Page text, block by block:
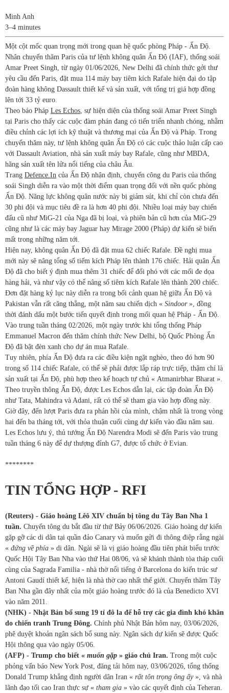
Minh Anh
3–4 minutes
Một cột mốc quan trọng mới trong quan hệ quốc phòng Pháp - Ấn Độ.
Nhân chuyến thăm Paris của tư lệnh không quân Ấn Độ (IAF), thống soái
Amar Preet Singh, từ ngày 01/06/2026, New Delhi đã chính thức gởi thư
yêu cầu đến Paris, đặt mua 114 máy bay tiêm kích Rafale hiện đại do tập
đoàn hàng không Dassault thiết kế và sản xuất, với tổng trị giá hợp đồng
lên tới 33 tỷ euro.
Theo báo Pháp Les Echos , sự hiện diện của thống soái Amar Preet Singh
tại Paris cho thấy các cuộc đàm phán đang có tiến triển nhanh chóng, nhằm
điều chỉnh các lợi ích kỹ thuật và thương mại của Ấn Độ và Pháp. Trong
chuyến thăm này, tư lệnh không quân Ấn Độ có các cuộc thảo luận cấp cao
với Dassault Aviation, nhà sản xuất máy bay Rafale, cũng như MBDA,
hãng sản xuất tên lửa nổi tiếng của châu Âu.
Trang Defence.In của Ấn Độ nhận định, chuyến công du Paris của thống
soái Singh diễn ra vào một thời điểm quan trọng đối với nền quốc phòng
Ấn Độ. Năng lực không quân nước này bị giảm sút, khi chỉ còn chưa đến
30 phi đội và mục tiêu đề ra là hơn 40 phi đội. Nhiều loại máy bay chiến
đấu cũ như MiG-21 của Nga đã bị loại, và phiên bản cũ hơn của MiG-29
cũng như là các máy bay Jaguar hay Mirage 2000 (Pháp) dự kiến sẽ biến
mất trong những năm tới.
Hiện nay, không quân Ấn Độ đã đặt mua 62 chiếc Rafale. Đề nghị mua
mới này sẽ nâng tổng số tiếm kích Pháp lên thành 176 chiếc. Hải quân Ấn
Độ đã cho biết ý định mua thêm 31 chiếc để đối phó với các mối đe dọa
hàng hải, và như vậy có thể nâng số tiêm kích Rafale lên thành 200 chiếc.
Đơn đặt hàng kỷ lục này diễn ra trong bối cảnh quan hệ giữa Ấn Độ và
Pakistan vẫn rất căng thẳng, một năm sau chiến dịch « Sindoor», đồng
thời đánh dấu một bước tiến quyết định trong mối quan hệ Pháp - Ấn Độ.
Vào trung tuần tháng 02/2026, một ngày trước khi tổng thống Pháp
Emmanuel Macron đến thăm chính thức New Delhi, bộ Quốc Phòng Ấn
Độ đã bật đèn xanh cho dự án mua Rafale.
Tuy nhiên, phía Ấn Độ đưa ra các điều kiện ngặt nghèo, theo đó hơn 90
trong số 114 chiếc Rafale, có thể sẽ phải được lắp ráp trực tiếp, thậm chí là
sản xuất tại Ấn Độ, phù hợp theo kế hoạch tự chủ « Atmanirbhar Bharat ».
Theo truyền thông Ấn Độ, được Les Echos dẫn lại, các tập đoàn Ấn Độ
như Tata, Mahindra và Adani, rất có thể sẽ tham gia vào hợp đồng này.
Giờ đây, đến lượt Paris đưa ra phản hồi của mình, chậm nhất là trong vòng
hai đến ba tháng tới, với thỏa thuận cuối cùng dự kiến ​​vào đầu năm sau.
Les Echos lưu ý, thủ tướng Ấn Độ Narendra Modi sẽ đến Paris vào trung
tuần tháng 6 này để dự thượng đỉnh G7, được tổ chức ở Evian.
********
TIN TỔNG HỢP - RFI
(Reuters) - Giáo hoàng Lêô XIV chuẩn bị tông du Tây Ban Nha 1
tuần. Chuyến tông du bắt đầu từ thứ Bảy 06/06/2026. Giáo hoàng dự kiến
gặp gỡ các di dân tại quần đảo Canary và muốn gửi đi thông điệp rằng ngài
« đứng về phía » di dân. Ngài sẽ là vị giáo hoàng đầu tiên phát biểu trước
Quốc Hội Tây Ban Nha vào thứ Hai 08/06, và sẽ khánh thành tòa tháp cuối
cùng của Sagrada Familia - nhà thờ nổi tiếng ở Barcelona do kiến trúc sư
Antoni Gaudí thiết kế, hiện là nhà thờ cao nhất thế giới. Chuyến thăm Tây
Ban Nha gần đây nhất của một giáo hoàng trước đó là của Benedicto XVI
vào năm 2011.
(NHK) - Nhật Bản bổ sung 19 tỉ đô la để hỗ trợ các gia đình khó khăn
do chiến tranh Trung Đông. Chính phủ Nhật Bản hôm nay, 03/06/2026,
phê duyệt khoản ngân sách bổ sung này. Ngân sách dự kiến sẽ được Quốc
Hội thông qua vào ngày 05/06.
(AFP) - Trump cho biết « muốn gặp » giáo chủ Iran. Trong một cuộc
phỏng vấn báo New York Post, đăng tải hôm nay, 03/06/2026, tổng thống
Donald Trump khẳng định người dân Iran « rất tôn trọng ông ấy», và nhà
lãnh đạo tối cao Iran thực sự « tham gia » vào các quyết định của Teheran.